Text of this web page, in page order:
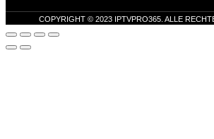
COPYRIGHT © 2023 IPTVPRO365. ALLE